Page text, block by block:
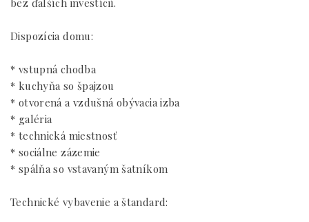
bez ďalších investícií.
Dispozícia domu:
* vstupná chodba
* kuchyňa so špajzou
* otvorená a vzdušná obývacia izba
* galéria
* technická miestnosť
* sociálne zázemie
* spálňa so vstavaným šatníkom
Technické vybavenie a štandard: